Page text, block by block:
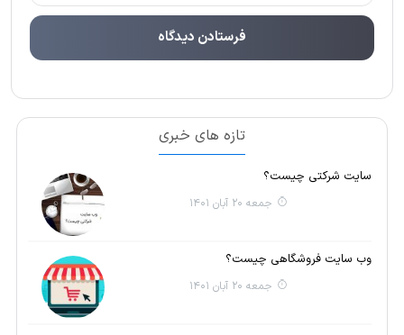
تازه های خبری
سایت شرکتی چیست؟
جمعه 20 آبان 1401
وب سایت فروشگاهی چیست؟
جمعه 20 آبان 1401